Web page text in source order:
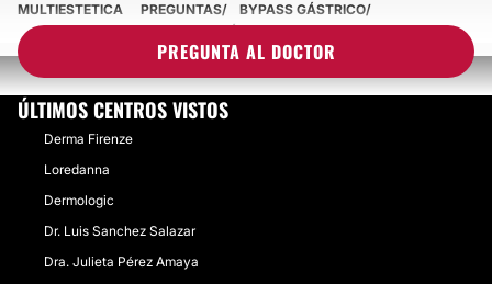
PREGUNTA AL DOCTOR
MULTIESTETICA PREGUNTAS
BYPASS GÁSTRICO
¿SOY CANDIDATO A BYPASS GÁSTRICO?
ÚLTIMOS CENTROS VISTOS
Derma Firenze
Loredanna
Dermologic
Dr. Luis Sanchez Salazar
Dra. Julieta Pérez Amaya